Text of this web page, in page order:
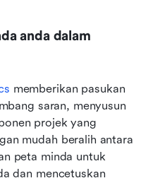
anda dalam
memberikan pasukan
saran, menyusun
projek yang
mudah beralih antara
peta minda untuk
dan mencetuskan